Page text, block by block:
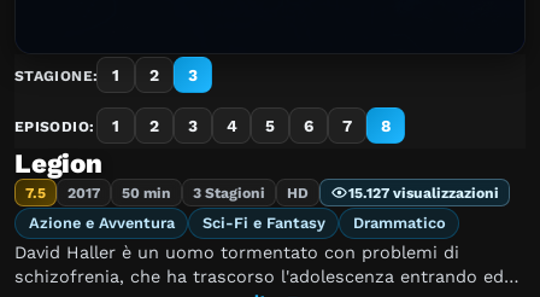
STAGIONE: 1 2 3
EPISODIO: 1 2 3 4 5 6 7 8
Legion
7.5 2017 50 min 3 Stagioni HD 15.127 visualizzazioni
Azione e Avventura Sci-Fi e Fantasy Drammatico
David Haller è un uomo tormentato con problemi di
schizofrenia, che ha trascorso l'adolescenza entrando ed